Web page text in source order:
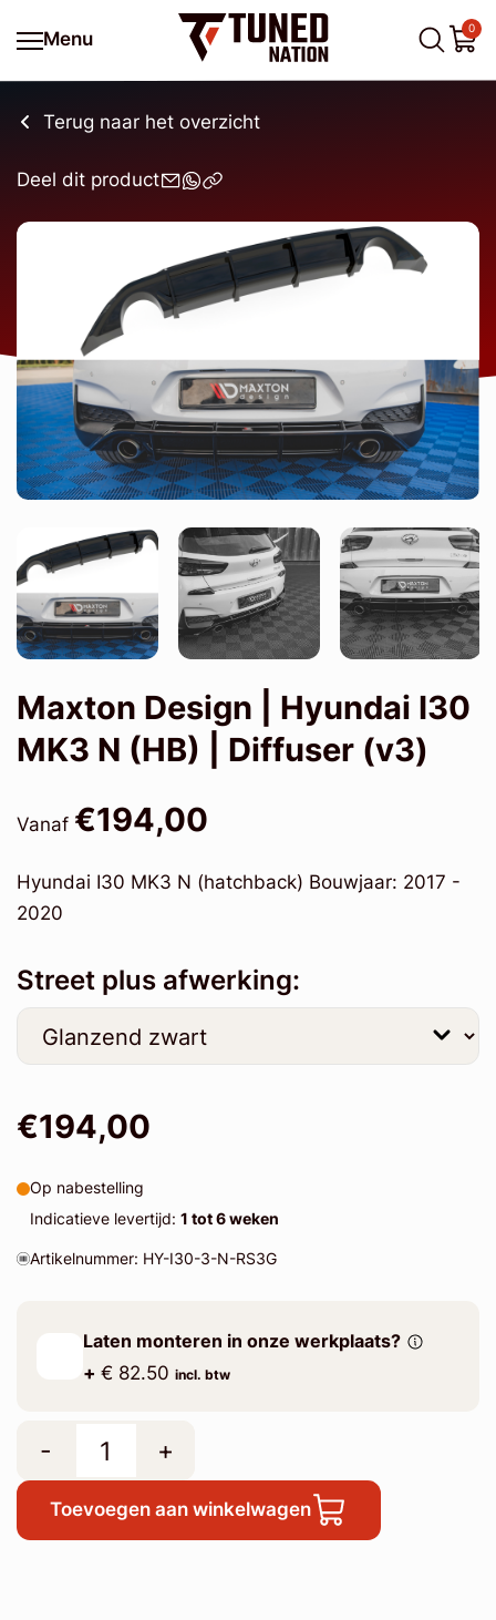
Menu
0
Terug naar het overzicht
Deel dit product
Maxton Design | Hyundai I30
MK3 N (HB) | Diffuser (v3)
Vanaf €194,00
Hyundai I30 MK3 N (hatchback) Bouwjaar: 2017 -
2020
Street plus afwerking:
€194,00
Op nabestelling
Indicatieve levertijd: 1 tot 6 weken
Artikelnummer: HY-I30-3-N-RS3G
Laten monteren in onze werkplaats?
+ € 82.50 incl. btw
- +
Toevoegen aan winkelwagen